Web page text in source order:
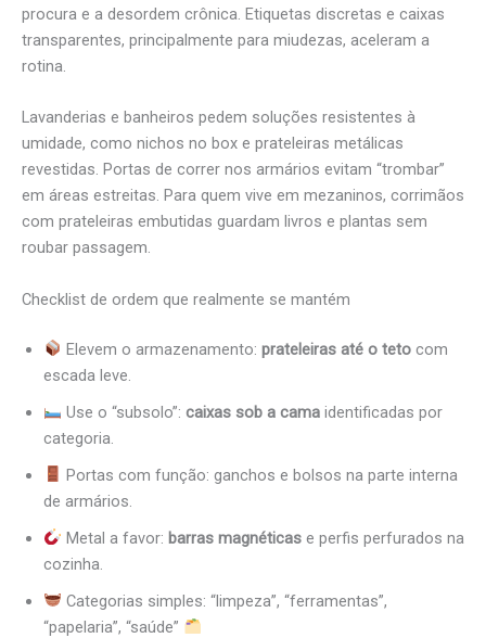
procura e a desordem crônica. Etiquetas discretas e caixas
transparentes, principalmente para miudezas, aceleram a
rotina.
Lavanderias e banheiros pedem soluções resistentes à
umidade, como nichos no box e prateleiras metálicas
revestidas. Portas de correr nos armários evitam “trombar”
em áreas estreitas. Para quem vive em mezaninos, corrimãos
com prateleiras embutidas guardam livros e plantas sem
roubar passagem.
Checklist de ordem que realmente se mantém
Elevem o armazenamento: prateleiras até o tetocom
escada leve.
Use o “subsolo”: caixas sob a camaidentificadas por
categoria.
Portas com função: ganchos e bolsos na parte interna
de armários.
Metal a favor: barras magnéticase perfis perfurados na
cozinha.
Categorias simples: “limpeza”, “ferramentas”,
“papelaria”, “saúde”